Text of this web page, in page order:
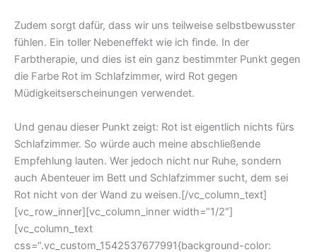
Zudem sorgt dafür, dass wir uns teilweise selbstbewusster
fühlen. Ein toller Nebeneffekt wie ich finde. In der
Farbtherapie, und dies ist ein ganz bestimmter Punkt gegen
die Farbe Rot im Schlafzimmer, wird Rot gegen
Müdigkeitserscheinungen verwendet.
Und genau dieser Punkt zeigt: Rot ist eigentlich nichts fürs
Schlafzimmer. So würde auch meine abschließende
Empfehlung lauten. Wer jedoch nicht nur Ruhe, sondern
auch Abenteuer im Bett und Schlafzimmer sucht, dem sei
Rot nicht von der Wand zu weisen.[/vc_column_text]
[vc_row_inner][vc_column_inner width=“1/2″]
[vc_column_text
css=“.vc_custom_1542537677991{background-color: